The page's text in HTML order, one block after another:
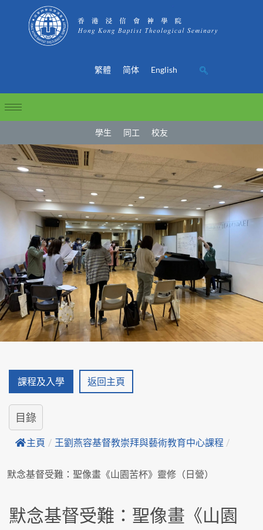
繁體 简体 English
學生 同工 校友
課程及入學 返回主頁
目錄
主頁 / 王劉燕容基督教崇拜與藝術教育中心課程 /
默念基督受難：聖像畫《山園苦杯》靈修（日營）
默念基督受難：聖像畫《山園